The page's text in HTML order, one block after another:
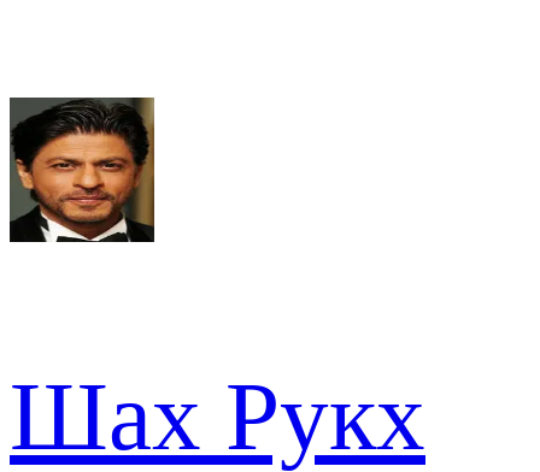
Шах Рукх